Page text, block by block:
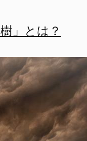
」とは？